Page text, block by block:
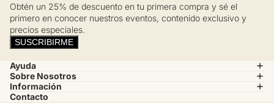
Obtén un 25% de descuento en tu primera compra y sé el
primero en conocer nuestros eventos, contenido exclusivo y
precios especiales.
SUSCRIBIRME
Ayuda
Sobre Nosotros
Información
Contacto